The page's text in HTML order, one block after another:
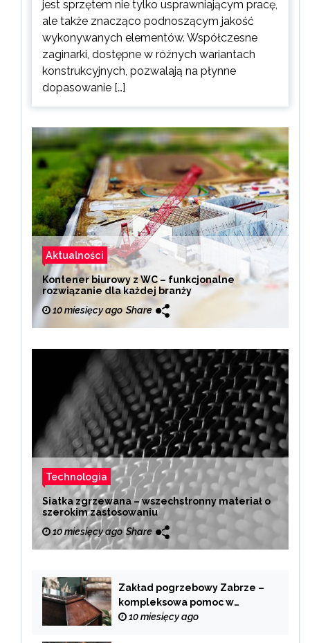
jest sprzętem nie tylko usprawniającym pracę,
ale także znacząco podnoszącym jakość
wykonywanych elementów. Współczesne
zaginarki, dostępne w różnych wariantach
konstrukcyjnych, pozwalają na płynne
dopasowanie […]
Aktualności
Kontener biurowy z WC – funkcjonalne
rozwiązanie dla każdej branży
10 miesięcy ago Share
Technologia
Siatka zgrzewana – wszechstronny materiał o
szerokim zastosowaniu
10 miesięcy ago Share
Zakład pogrzebowy Zabrze –
kompleksowa pomoc w
trudnych chwilach
10 miesięcy ago